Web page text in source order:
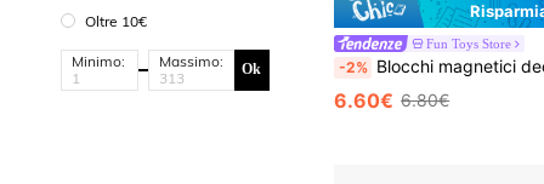
Oltre 10€
Minimo: Massimo: Ok
Fun Toys Store
-2% Blocchi magnetici decorativi per Ognissanti, sviluppano coordinazione mano-occhio, creatività e abilità pratiche, giocattolo educativo creativo fai-da-te, ottimo regalo di compleanno e Natale per bambini e
6.60€ 6.80€